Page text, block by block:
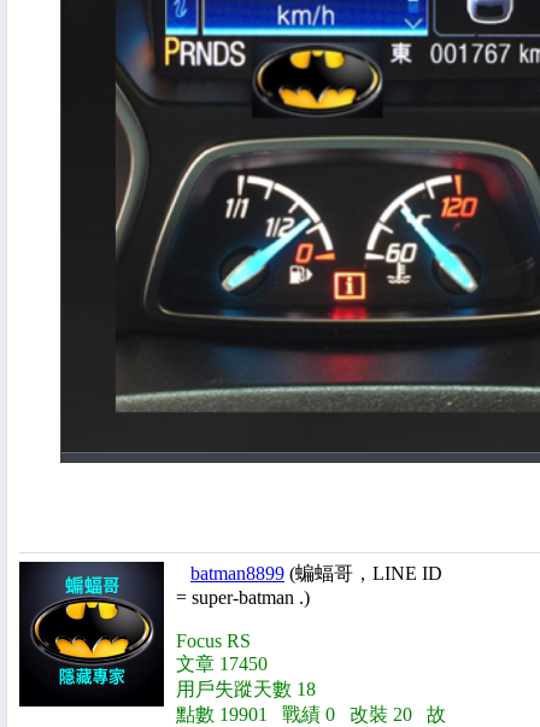
batman8899 (蝙蝠哥，LINE ID
= super-batman .)
Focus RS
文章 17450
用戶失蹤天數 18
點數 19901 戰績 0 改裝 20 故